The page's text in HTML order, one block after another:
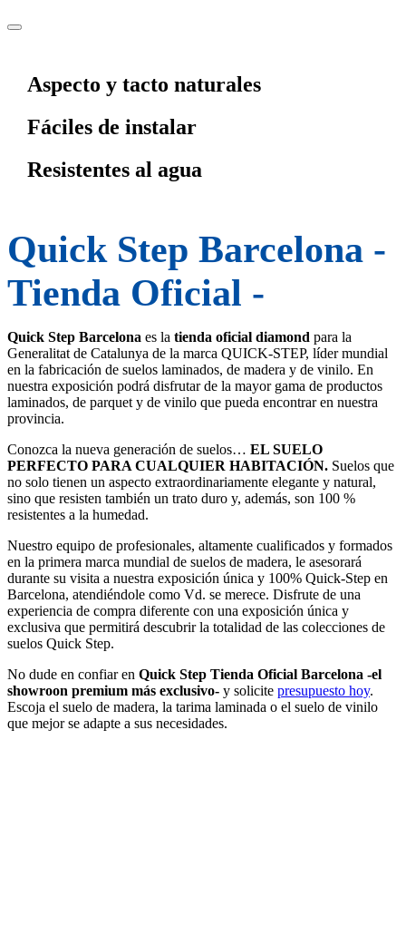
Aspecto y tacto naturales
Fáciles de instalar
Resistentes al agua
Quick Step Barcelona -
Tienda Oficial -
Quick Step Barcelona es la tienda oficial diamond para la
Generalitat de Catalunya de la marca QUICK-STEP, líder mundial
en la fabricación de suelos laminados, de madera y de vinilo. En
nuestra exposición podrá disfrutar de la mayor gama de productos
laminados, de parquet y de vinilo que pueda encontrar en nuestra
provincia.
Conozca la nueva generación de suelos… EL SUELO
PERFECTO PARA CUALQUIER HABITACIÓN. Suelos que
no solo tienen un aspecto extraordinariamente elegante y natural,
sino que resisten también un trato duro y, además, son 100 %
resistentes a la humedad.
Nuestro equipo de profesionales, altamente cualificados y formados
en la primera marca mundial de suelos de madera, le asesorará
durante su visita a nuestra exposición única y 100% Quick-Step en
Barcelona, atendiéndole como Vd. se merece. Disfrute de una
experiencia de compra diferente con una exposición única y
exclusiva que permitirá descubrir la totalidad de las colecciones de
suelos Quick Step.
No dude en confiar en Quick Step Tienda Oficial Barcelona -el
showroon premium más exclusivo- y solicite presupuesto hoy.
Escoja el suelo de madera, la tarima laminada o el suelo de vinilo
que mejor se adapte a sus necesidades.